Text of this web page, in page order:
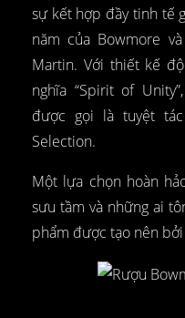
sự kết hợp đầy tinh tế
năm của Bowmore
Martin. Với thiết kế
nghĩa “Spirit of
được gọi là tuyệt
Selection.
Một lựa chọn hoàn
sưu tầm và những ai
phẩm được tạo nên